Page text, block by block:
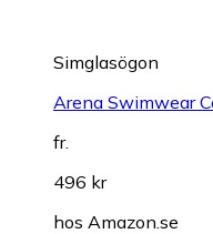
Simglasögon
Arena Swimwear
fr.
496 kr
hos Amazon.se